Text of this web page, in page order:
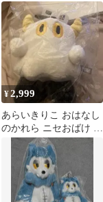
ト くま ぬいぐるみ
¥2,999
あらいきりこ おはなし
のかれら ニセおばけ 個
展 THEATRE ぬいぐる